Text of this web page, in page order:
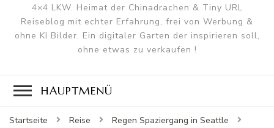
4×4 LKW. Heimat der Chinadrachen & Tiny URL
Reiseblog mit echter Erfahrung, frei von Werbung &
ohne KI Bilder. Ein digitaler Garten der inspirieren soll,
ohne etwas zu verkaufen !
HAUPTMENÜ
Startseite Reise
Regen Spaziergang in Seattle